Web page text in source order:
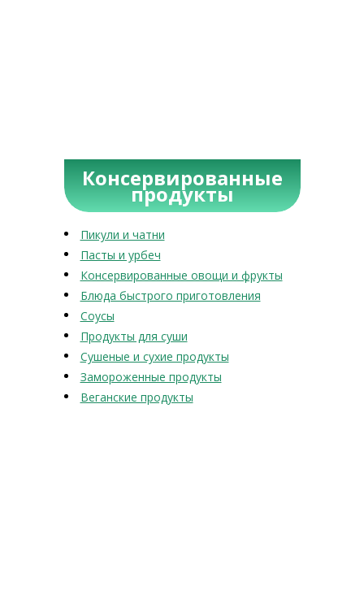
Консервированные
продукты
Пикули и чатни
Пасты и урбеч
Консервированные овощи и фрукты
Блюда быстрого приготовления
Соусы
Продукты для суши
Сушеные и сухие продукты
Замороженные продукты
Веганские продукты